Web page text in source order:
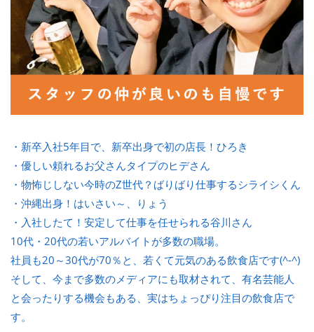
・新卒入社5年目で、新卒出身で初の店長！ひろき
・優しい頼れるお父さんタイプのヒデさん
・物怖じしない今時のZ世代？ばりばり仕事するシライシくん
・沖縄出身！はいさい～、りょう
・入社したて！安定して仕事を任せられる谷川さん
10代・20代の若いアルバイトが多数の職場。
社員も20～30代が70％と、若くて元気のある飲食店です(^-^)
そして、今まで多数のメディアにも取材されて、有名芸能人
と会ったりする機会もある、実はちょっぴり注目の飲食店で
す。